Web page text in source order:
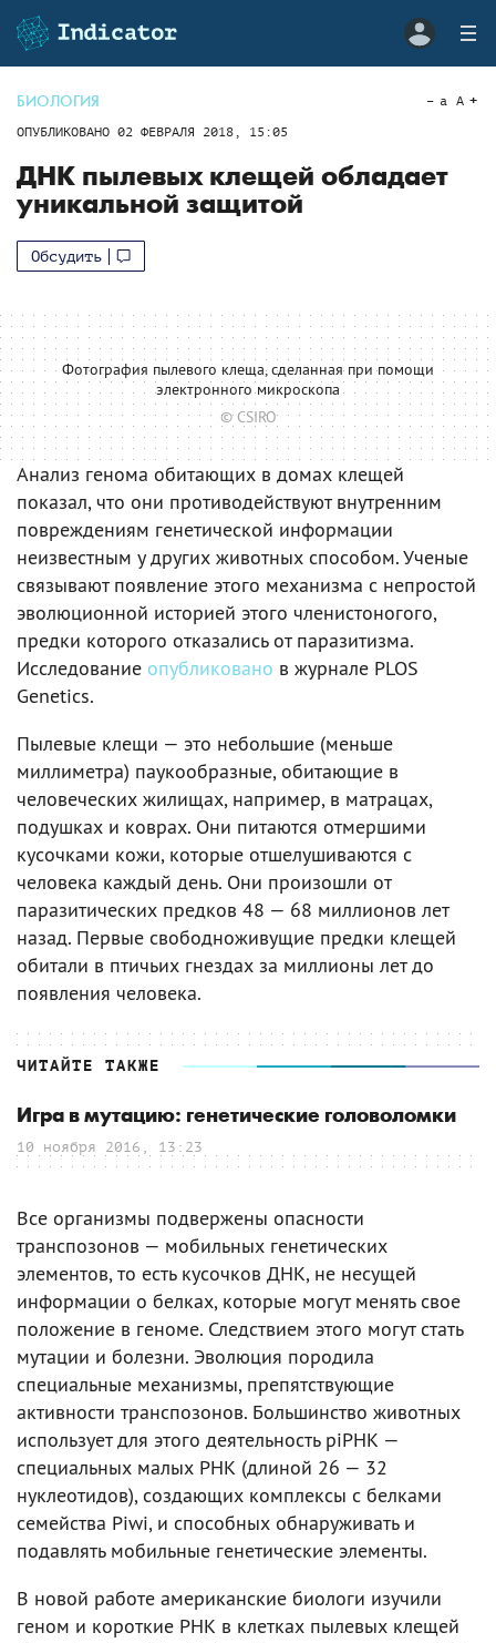
БИОЛОГИЯ
ОПУБЛИКОВАНО 02 ФЕВРАЛЯ 2018, 15:05
a A
ДНК пылевых клещей обладает
уникальной защитой
Обсудить
Фотография пылевого клеща, сделанная при помощи
электронного микроскопа
© CSIRO
Анализ генома обитающих в домах клещей
показал, что они противодействуют внутренним
повреждениям генетической информации
неизвестным у других животных способом. Ученые
связывают появление этого механизма с непростой
эволюционной историей этого членистоногого,
предки которого отказались от паразитизма.
Исследование опубликовано в журнале PLOS
Genetics.
Пылевые клещи — это небольшие (меньше
миллиметра) паукообразные, обитающие в
человеческих жилищах, например, в матрацах,
подушках и коврах. Они питаются отмершими
кусочками кожи, которые отшелушиваются с
человека каждый день. Они произошли от
паразитических предков 48 — 68 миллионов лет
назад. Первые свободноживущие предки клещей
обитали в птичьих гнездах за миллионы лет до
появления человека.
ЧИТАЙТЕ ТАКЖЕ
Игра в мутацию: генетические головоломки
10 ноября 2016, 13:23
Все организмы подвержены опасности
транспозонов — мобильных генетических
элементов, то есть кусочков ДНК, не несущей
информации о белках, которые могут менять свое
положение в геноме. Следствием этого могут стать
мутации и болезни. Эволюция породила
специальные механизмы, препятствующие
активности транспозонов. Большинство животных
использует для этого деятельность piРНК —
специальных малых РНК (длиной 26 — 32
нуклеотидов), создающих комплексы с белками
семейства Piwi, и способных обнаруживать и
подавлять мобильные генетические элементы.
В новой работе американские биологи изучили
геном и короткие РНК в клетках пылевых клещей